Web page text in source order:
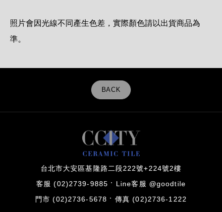
照片會因光線不同產生色差，實際顏色請以出貨商品為
準。
BACK
台北市大安區基隆路二段222號+224號2樓
客服 (02)2739-9885 Line客服 @goodtile
門市 (02)2736-5678 傳真 (02)2736-1222